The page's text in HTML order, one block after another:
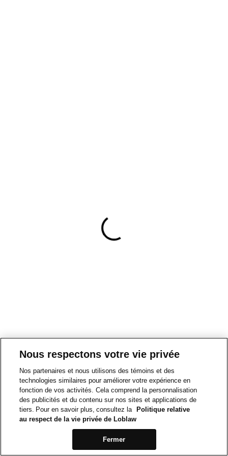
Nous respectons votre vie privée
Nos partenaires et nous utilisons des témoins et des
technologies similaires pour améliorer votre expérience en
fonction de vos activités. Cela comprend la personnalisation
des publicités et du contenu sur nos sites et applications de
tiers. Pour en savoir plus, consultez la
Politique relative
au respect de la vie privée de Loblaw
Fermer